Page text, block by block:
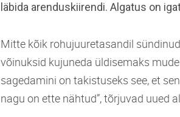
läbida arenduskiirendi. Algatus on
Mitte kõik rohujuuretasandil
võinuksid kujuneda üldisemaks
sagedamini on takistuseks see, et
nagu on ette nähtud”, tõrjuvad uued